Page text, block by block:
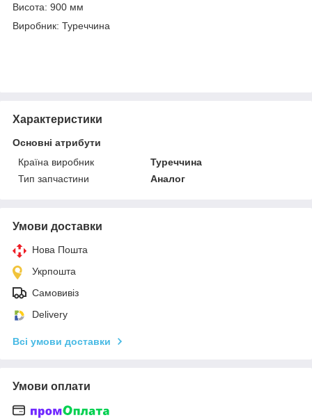
Висота: 900 мм
Виробник: Туреччина
Характеристики
Основні атрибути
Країна виробник
Туреччина
Тип запчастини
Аналог
Умови доставки
Нова Пошта
Укрпошта
Самовивіз
Delivery
Всі умови доставки
Умови оплати